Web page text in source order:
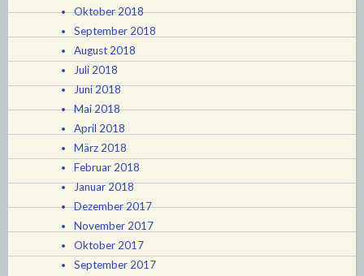
Oktober 2018
September 2018
August 2018
Juli 2018
Juni 2018
Mai 2018
April 2018
März 2018
Februar 2018
Januar 2018
Dezember 2017
November 2017
Oktober 2017
September 2017